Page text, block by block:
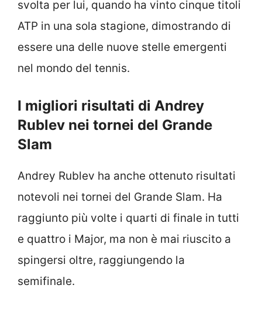
svolta per lui, quando ha vinto cinque titoli
ATP in una sola stagione, dimostrando di
essere una delle nuove stelle emergenti
nel mondo del tennis.
I migliori risultati di Andrey
Rublev nei tornei del Grande
Slam
Andrey Rublev ha anche ottenuto risultati
notevoli nei tornei del Grande Slam. Ha
raggiunto più volte i quarti di finale in tutti
e quattro i Major, ma non è mai riuscito a
spingersi oltre, raggiungendo la
semifinale.